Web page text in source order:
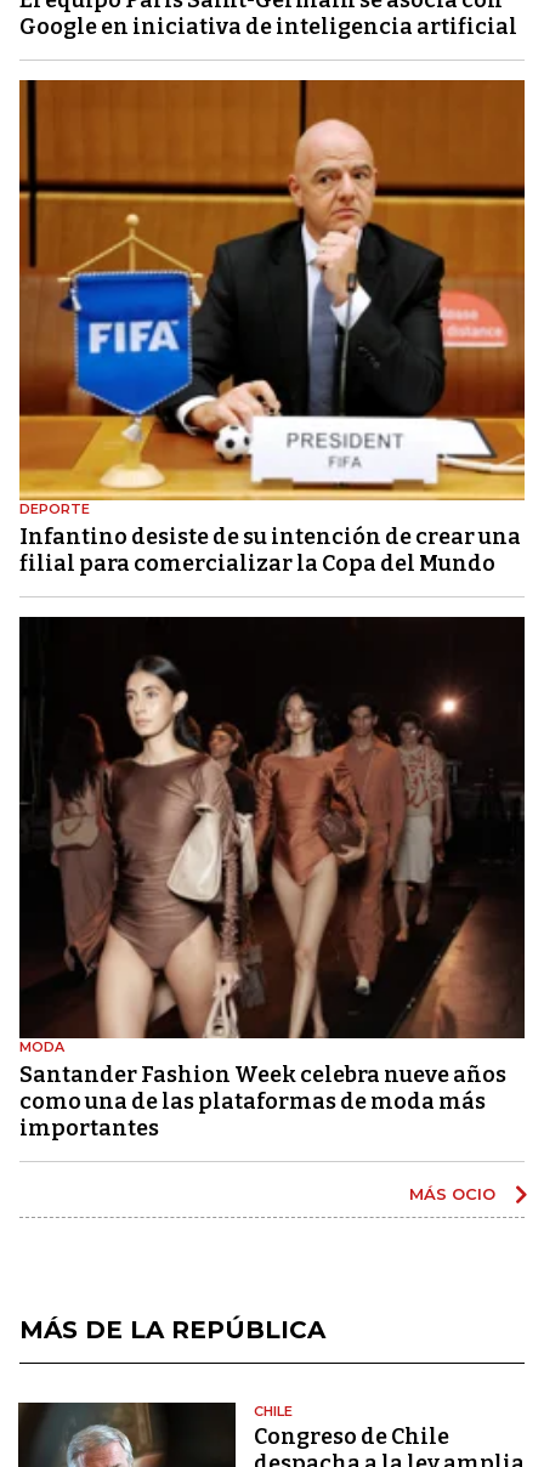
Google en iniciativa de inteligencia artificial
DEPORTE
Infantino desiste de su intención de crear una
filial para comercializar la Copa del Mundo
MODA
Santander Fashion Week celebra nueve años
como una de las plataformas de moda más
importantes
MÁS OCIO
MÁS DE LA REPÚBLICA
CHILE
Congreso de Chile